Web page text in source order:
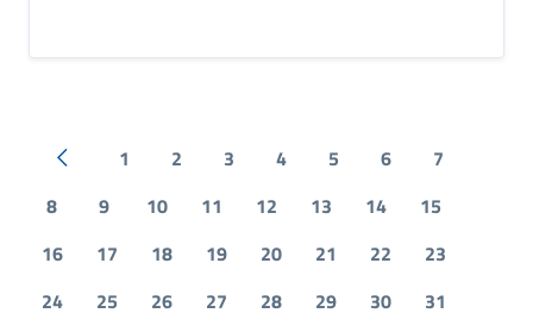
Pagina precedente
1 2 3 4 5 6
7
8
9 10 11 12 13 14
15
16
17 18 19 20 21 22
23
24
25 26 27 28 29 30
31